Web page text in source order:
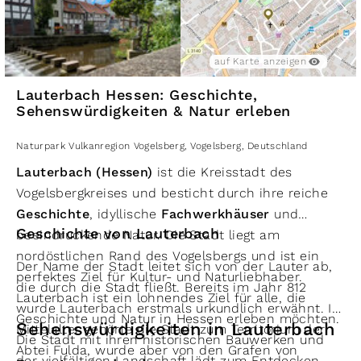
Hier treffen Geschichte, Natur und monumentale
Größe aufeinander – ein Ort, an dem man die
Ruhe des Vogelsbergs spürt und zugleich Zeuge
einer lebendigen Naturgeschichte wird.
auf Karte anzeigen
Lauterbach Hessen: Geschichte,
Sehenswürdigkeiten & Natur erleben
Naturpark Vulkanregion Vogelsberg, Vogelsberg, Deutschland
Lauterbach (Hessen) ist die Kreisstadt des
Vogelsbergkreises und besticht durch ihre reiche
Geschichte, idyllische Fachwerkhäuser und
beeindruckende Natur. Die Stadt liegt am
nordöstlichen Rand des Vogelsbergs und ist ein
perfektes Ziel für Kultur- und Naturliebhaber.
Lauterbach ist ein lohnendes Ziel für alle, die
Geschichte und Natur in Hessen erleben möchten.
Die Stadt mit ihren historischen Bauwerken und
Geschichte von Lauterbach
Der Name der Stadt leitet sich von der Lauter ab,
die durch die Stadt fließt. Bereits im Jahr 812
wurde Lauterbach erstmals urkundlich erwähnt. Im
Mittelalter gehörte die Stadt zum Territorium der
Abtei Fulda, wurde aber von den Grafen von
Sehenswürdigkeiten in Lauterbach